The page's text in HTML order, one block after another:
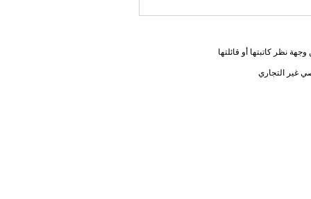
نظر كاتبتها أو قائلتها
غير التجاري